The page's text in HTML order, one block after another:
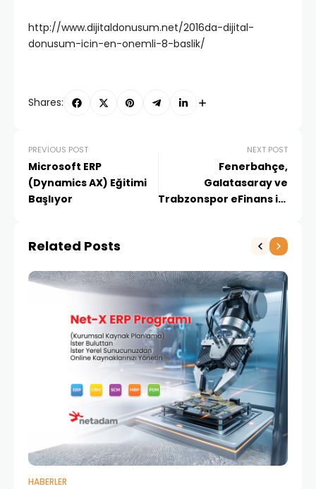
http://www.dijitaldonusum.net/2016da-dijital-
donusum-icin-en-onemli-8-baslik/
Shares:
PREVIOUS POST
Microsoft ERP
(Dynamics AX) Eğitimi
Başlıyor
NEXT POST
Fenerbahçe,
Galatasaray ve
Trabzonspor eFinans ile
Related Posts
HABERLER